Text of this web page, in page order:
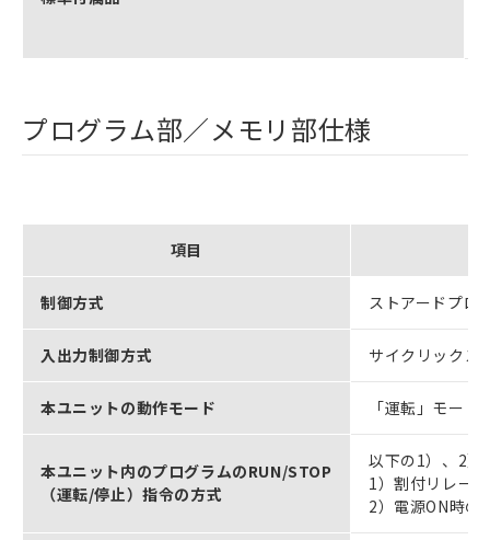
プログラム部／メモリ部仕様
項目
制御方式 ストアードプロ
入出力制御方式 サイクリックス
本ユニットの動作モード 「運転」モー
本ユニット内のプログラムのRUN/STOP
（運転/停止）指令の方式
以下の1）、2）
1）割付リレー
2）電源ON時の